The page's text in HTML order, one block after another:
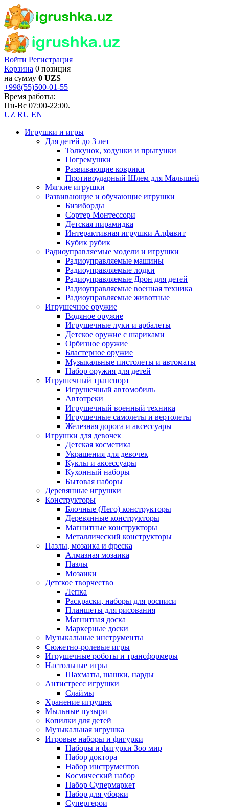
Войти Регистрация
Корзина 0 позиция
на сумму 0 UZS
+998(55)500-01-55
Время работы:
Пн-Вс 07:00-22:00.
UZ RU EN
Игрушки и игры
Для детей до 3 лет
Толкунок, ходунки и прыгунки
Погремушки
Развивающие коврики
Противоударный Шлем для Малышей
Мягкие игрушки
Развивающие и обучающие игрушки
Бизиборды
Сортер Монтессори
Детская пирамидка
Интерактивная игрушки Алфавит
Кубик рубик
Радиоуправляемые модели и игрушки
Радиоуправляемые машины
Радиоуправляемые лодки
Радиоуправляемые Дрон для детей
Радиоуправляемые военная техника
Радиоуправляемые животные
Игрушечное оружие
Водяное оружие
Игрушечные луки и арбалеты
Детское оружие с шариками
Орбизное оружие
Бластерное оружие
Музыкальные пистолеты и автоматы
Набор оружия для детей
Игрушечный транспорт
Игрушечный автомобиль
Aвтотреки
Игрушечный военный техника
Игрушечные самолеты и вертолеты
Железная дорога и аксессуары
Игрушки для девочек
Детская косметика
Украшения для девочек
Куклы и аксессуары
Кухонный наборы
Бытовая наборы
Деревянные игрушки
Конструкторы
Блочные (Лего) конструкторы
Деревянные конструкторы
Магнитные конструкторы
Металлический конструкторы
Пазлы, мозаика и фреска
Алмазная мозаика
Пазлы
Мозаики
Детское творчество
Лепка
Раскраски, наборы для росписи
Планшеты для рисования
Магнитная доска
Маркерные доски
Музыкальные инструменты
Сюжетно-ролевые игры
Игрушечные роботы и трансформеры
Настольные игры
Шахматы, шашки, нарды
Антистресс игрушки
Слаймы
Хранение игрушек
Мыльные пузыри
Копилки для детей
Музыкальная игрушка
Игровые наборы и фигурки
Наборы и фигурки Зоо мир
Набор доктора
Набор инструментов
Космический набор
Hабор Супермаркет
Набор для уборки
Супергерои